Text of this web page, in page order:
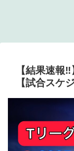
【結果速報
【試合スケ